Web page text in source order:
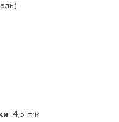
4,5 Н·м